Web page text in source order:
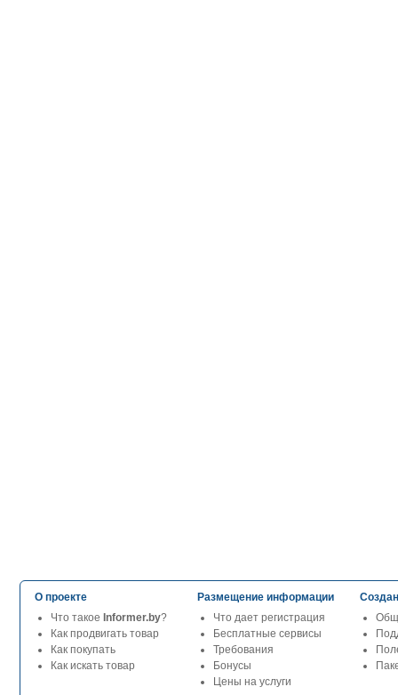
О проекте
Что такое Informer.by?
Как продвигать товар
Как покупать
Как искать товар
Размещение информации
Что дает регистрация
Бесплатные сервисы
Требования
Бонусы
Цены на услуги